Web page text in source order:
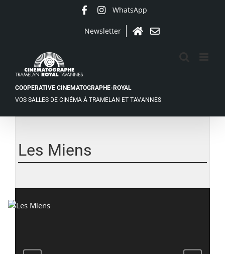
WhatsApp
Newsletter
AccueilContact
COOPERATIVE CINEMATOGRAPHE-ROYAL
VOS SALLES DE CINÉMA À TRAMELAN ET TAVANNES
Les Miens